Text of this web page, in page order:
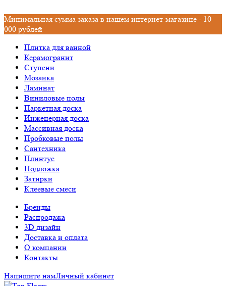
Минимальная сумма заказа в нашем интернет-магазине - 10
000 рублей
Плитка для ванной
Керамогранит
Ступени
Мозаика
Ламинат
Виниловые полы
Паркетная доска
Инженерная доска
Массивная доска
Пробковые полы
Сантехника
Плинтус
Подложка
Затирки
Клеевые смеси
Бренды
Распродажа
3D дизайн
Доставка и оплата
О компании
Контакты
Напишите намЛичный кабинет